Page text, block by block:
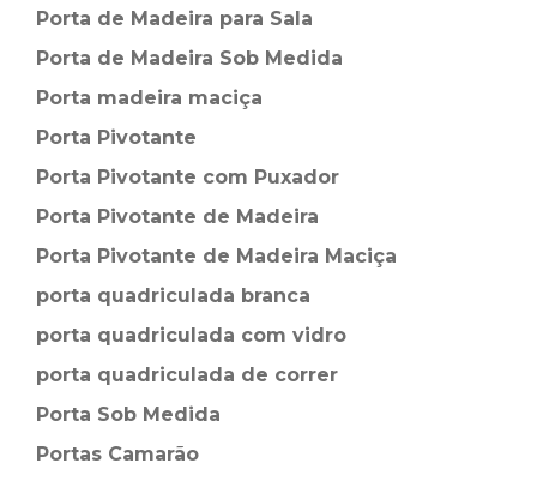
Porta de Madeira para Sala
Porta de Madeira Sob Medida
Porta madeira maciça
Porta Pivotante
Porta Pivotante com Puxador
Porta Pivotante de Madeira
Porta Pivotante de Madeira Maciça
porta quadriculada branca
porta quadriculada com vidro
porta quadriculada de correr
Porta Sob Medida
Portas Camarão